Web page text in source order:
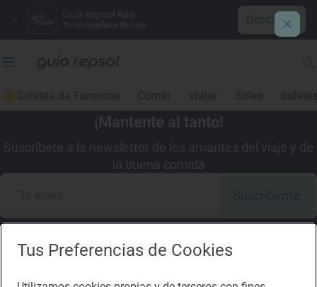
Guía Repsol App
Tu compañera de ruta Descargar
Soles
¡Mantente al tanto!
Suscríbete a la newsletter de los amantes del viaje y de
la buena comida
Descárgate la App
Tus Preferencias de Cookies